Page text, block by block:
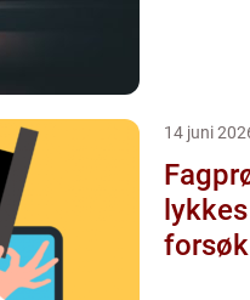
14 juni
forsøk